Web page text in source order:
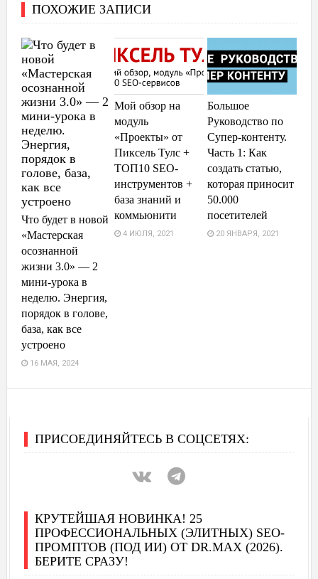
ПОХОЖИЕ ЗАПИСИ
Что будет в новой
«Мастерская
осознанной
жизни 3.0» — 2
мини-урока в
неделю. Энергия,
порядок в голове,
база, как все
устроено
16 МАЯ, 2024
Мой обзор на
модуль
«Проекты» от
Пиксель Тулс +
ТОП10 SEO-
инструментов +
база знаний и
коммьюнити
4 ИЮЛЯ, 2021
Большое
Руководство по
Супер-контенту.
Часть 1: Как
создать статью,
которая приносит
50.000
посетителей
20 ЯНВАРЯ, 2021
ПРИСОЕДИНЯЙТЕСЬ В СОЦСЕТЯХ:
КРУТЕЙШАЯ НОВИНКА! 25
ПРОФЕССИОНАЛЬНЫХ (ЭЛИТНЫХ) SEO-
ПРОМПТОВ (ПОД ИИ) ОТ DR.MAX (2026).
БЕРИТЕ СРАЗУ!